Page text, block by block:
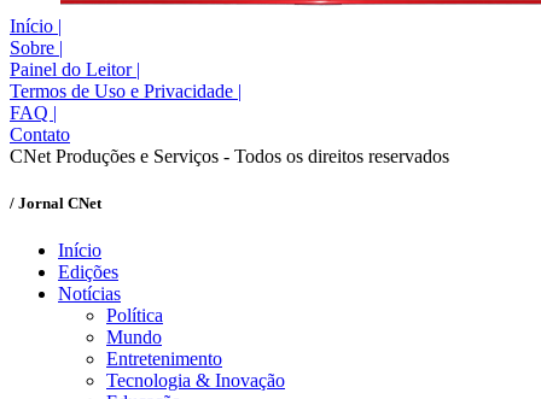
Início |
Sobre |
Painel do Leitor |
Termos de Uso e Privacidade |
FAQ |
Contato
CNet Produções e Serviços - Todos os direitos reservados
/ Jornal CNet
Início
Edições
Notícias
Política
Mundo
Entretenimento
Tecnologia & Inovação